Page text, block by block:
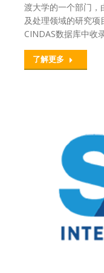
渡大学的一个部门，
及处理领域的研究项
CINDAS数据库中收
了解更多